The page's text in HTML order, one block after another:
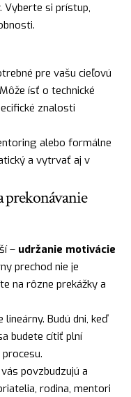
Vyberte si prístup,
pre vašu cieľovú
ísť o technické
znalosti
alebo formálne
a vytrvať aj v
prekonávanie
– udržanie motivácie
prechod nie je
na rôzne prekážky a
Budú dni, keď
budete cítiť plní
povzbudzujú a
rodina, mentori